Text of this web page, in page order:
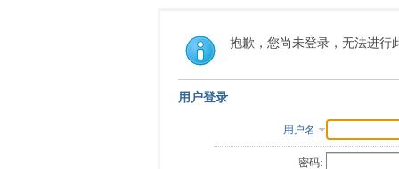
抱歉，您尚未登录，无法进行
用户登录
用户名
密码: